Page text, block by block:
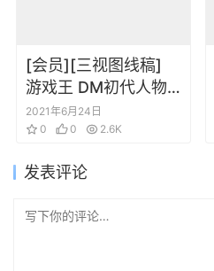
[会员][三视图线稿]
游戏王 DM初代人物
怪兽线稿 三视图设定
素材集
2021年6月24日
0
0 2.6K
发表评论